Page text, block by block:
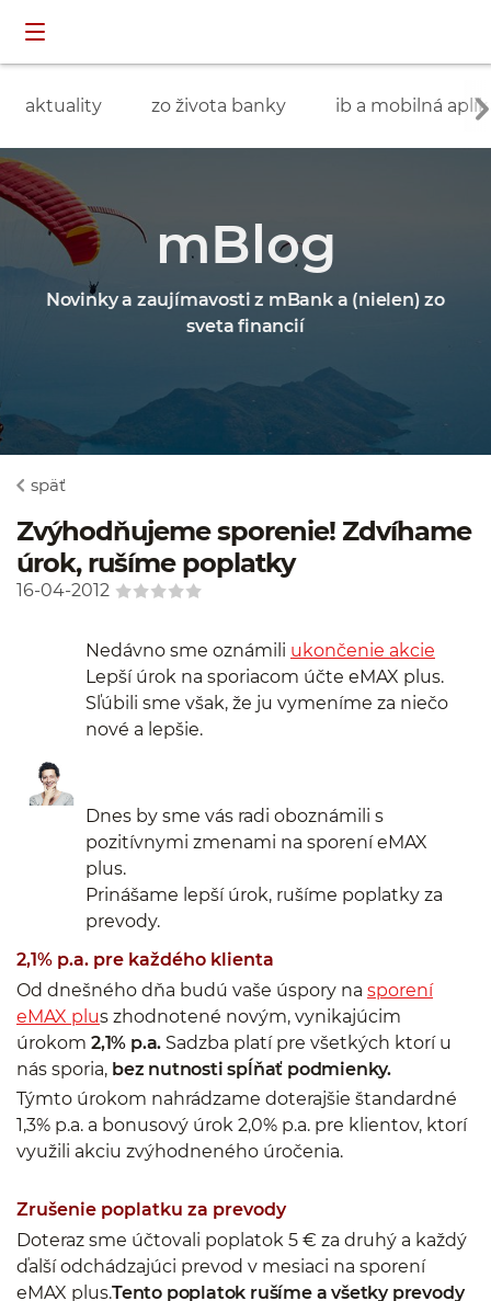
aktuality zo života banky ib a mobilná
mBlog
Novinky a zaujímavosti z mBank a (nielen) zo
sveta financií
späť
Zvýhodňujeme sporenie! Zdvíhame
úrok, rušíme poplatky
16-04-2012
Nedávno sme oznámili ukončenie akcie
Lepší úrok na sporiacom účte eMAX plus.
Sľúbili sme však, že ju vymeníme za niečo
nové a lepšie.
Dnes by sme vás radi oboznámili s
pozitívnymi zmenami na sporení eMAX
plus.
Prinášame lepší úrok, rušíme poplatky za
prevody.
2,1% p.a. pre každého klienta
Od dnešného dňa budú vaše úspory na sporení
eMAX plus zhodnotené novým, vynikajúcim
úrokom 2,1% p.a. Sadzba platí pre všetkých ktorí u
nás sporia, bez nutnosti spĺňať podmienky.
Týmto úrokom nahrádzame doterajšie štandardné
1,3% p.a. a bonusový úrok 2,0% p.a. pre klientov, ktorí
využili akciu zvýhodneného úročenia.
Zrušenie poplatku za prevody
Doteraz sme účtovali poplatok 5 € za druhý a každý
ďalší odchádzajúci prevod v mesiaci na sporení
eMAX plus.Tento poplatok rušíme a všetky prevody